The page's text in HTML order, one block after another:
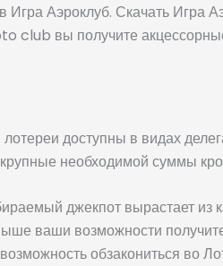
Аэроклуб. Скачать Игра
club вы получите
доступны в видах
необходимой суммы
джекпот вырастает
ваши возможности
обзакониться во